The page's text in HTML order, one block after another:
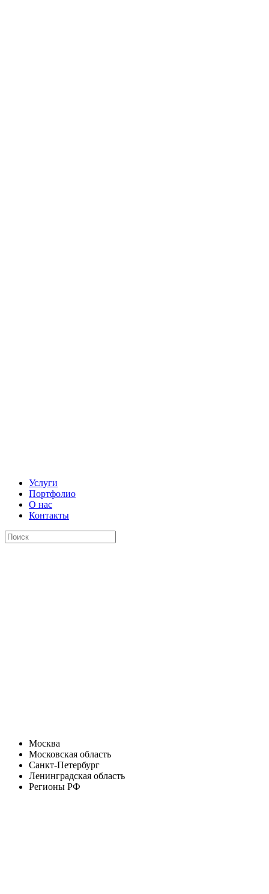
Услуги
Портфолио
О нас
Контакты
Москва
Московская область
Санкт-Петербург
Ленинградская область
Регионы РФ